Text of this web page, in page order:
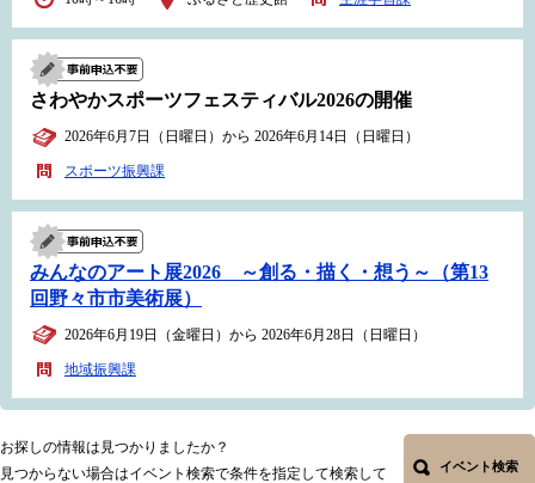
さわやかスポーツフェスティバル2026の開催
2026年6月7日（日曜日）から 2026年6月14日（日曜日）
スポーツ振興課
みんなのアート展2026 ～創る・描く・想う～（第13
回野々市市美術展）
2026年6月19日（金曜日）から 2026年6月28日（日曜日）
地域振興課
お探しの情報は見つかりましたか？
見つからない場合はイベント検索で条件を指定して検索して
イベント検索